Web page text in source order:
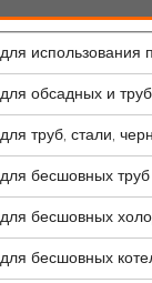
для использования
для обсадных и
для труб, стали,
для бесшовных
для бесшовных
для бесшовных